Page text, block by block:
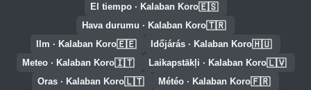
🇪🇸
El tiempo · Kalaban Koro
🇹🇷
Hava durumu · Kalaban Koro
🇭🇺
Időjárás · Kalaban Koro
🇪🇪
Ilm · Kalaban Koro
🇱🇻
Laikapstākļi · Kalaban Koro
🇮🇹
Meteo · Kalaban Koro
🇫🇷
Météo · Kalaban Koro
🇱🇹
Oras · Kalaban Koro